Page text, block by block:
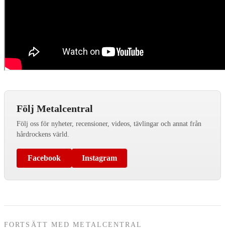
Följ Metalcentral
Följ oss för nyheter, recensioner, videos, tävlingar och annat från
hårdrockens värld.
Facebook Instagram
FORTSÄTT MED METALCENTRAL